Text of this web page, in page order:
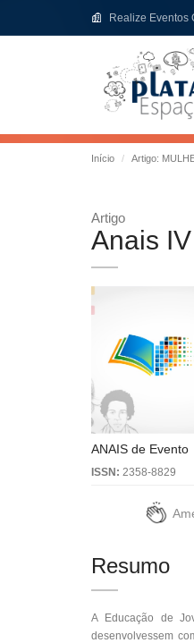
Realize Eventos
Início Artigo:
Artigo
Anais
ANAIS de Evento
ISSN: 2358-8829
Resumo
A Educação de
desenvolvessem